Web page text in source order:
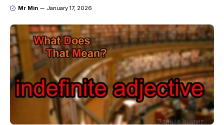
Mr Min January 17, 2026